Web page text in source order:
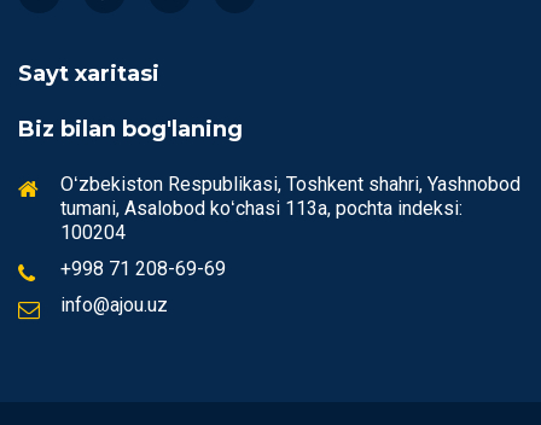
Sayt xaritasi
Biz bilan bog'laning
Oʻzbekiston Respublikasi, Toshkent shahri, Yashnobod
tumani, Аsalobod koʻchasi 113a, pochta indeksi:
100204
+998 71 208-69-69
info@ajou.uz